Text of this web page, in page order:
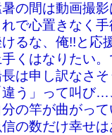
暑の間は動画撮
れで心置きなく
けるな、俺!!と
手くはなりたい
長は申し訳なさ
違う」って叫び
分の竿が曲がっ
信の数だけ幸せ